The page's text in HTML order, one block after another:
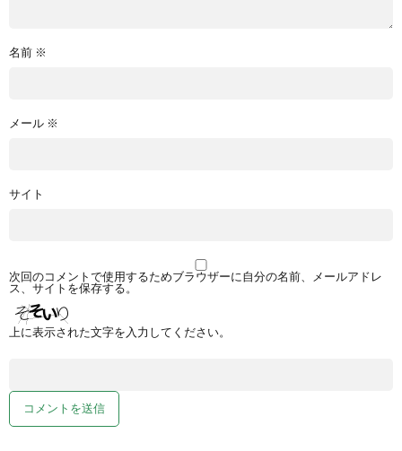
名前 ※
メール ※
サイト
次回のコメントで使用するためブラウザーに自分の名前、メールアドレ
ス、サイトを保存する。
上に表示された文字を入力してください。